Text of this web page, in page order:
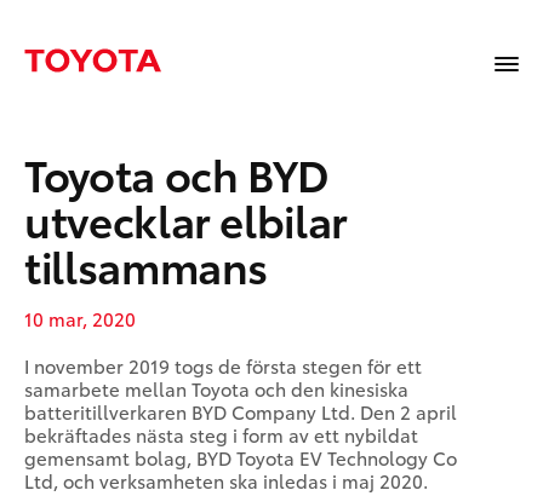
Toyota och BYD
utvecklar elbilar
tillsammans
10 mar, 2020
I november 2019 togs de första stegen för ett
samarbete mellan Toyota och den kinesiska
batteritillverkaren BYD Company Ltd. Den 2 april
bekräftades nästa steg i form av ett nybildat
gemensamt bolag, BYD Toyota EV Technology Co
Ltd, och verksamheten ska inledas i maj 2020.